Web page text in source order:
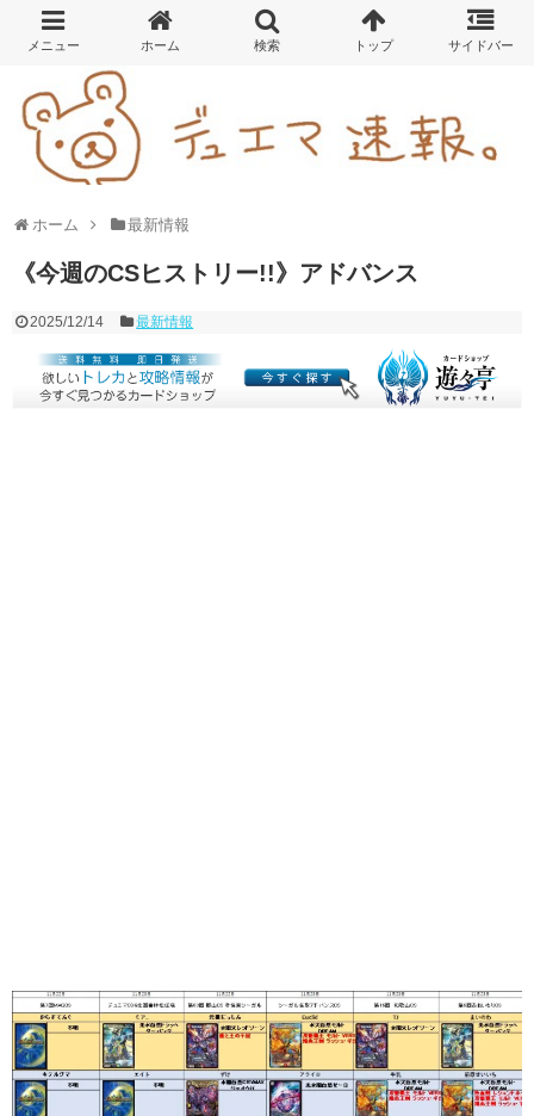
ホーム 最新情報
《今週のCSヒストリー!!》アドバンス
2025/12/14 最新情報